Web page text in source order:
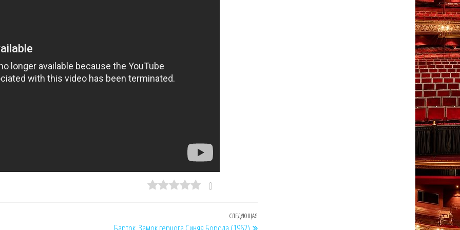
0
Следующая
СЛЕДУЮЩАЯ